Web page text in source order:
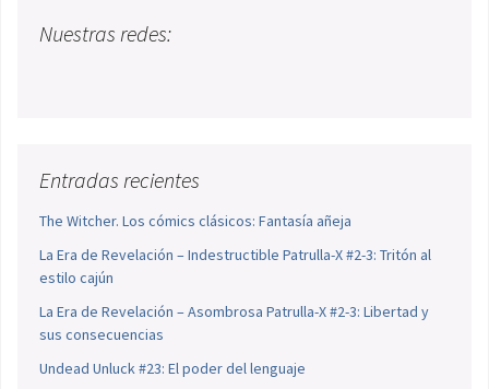
Nuestras redes:
Entradas recientes
The Witcher. Los cómics clásicos: Fantasía añeja
La Era de Revelación – Indestructible Patrulla-X #2-3: Tritón al
estilo cajún
La Era de Revelación – Asombrosa Patrulla-X #2-3: Libertad y
sus consecuencias
Undead Unluck #23: El poder del lenguaje